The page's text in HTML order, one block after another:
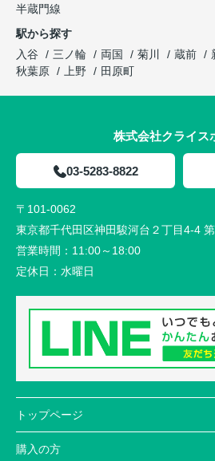
半蔵門線
駅から探す
入谷
三ノ輪 両国 菊川 蔵前
秋葉原
上野 田原町
株式会社クライス
03-5283-8822
〒101-0062
東京都千代田区神田駿河台２丁目4-4
営業時間： 11:00～18:00
定休日： 水曜日
トップページ
購入の方